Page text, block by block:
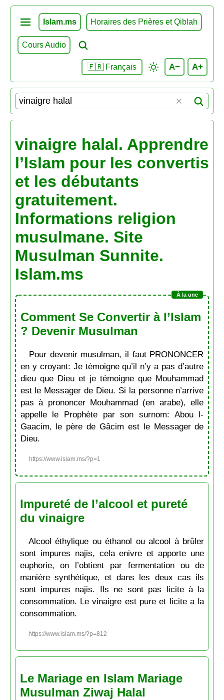
Islam.ms Horaires des Prières et Qiblah
Cours Audio
🇫🇷 Français A− A+
vinaigre halal. Apprendre
l’Islam pour les convertis
et les débutants
gratuitement.
Informations religion
musulmane. Site
Musulman Sunnite.
Islam.ms
Comment Se Convertir à l’Islam
? Devenir Musulman
Pour devenir musulman, il faut PRONONCER
en y croyant: Je témoigne qu’il n’y a pas d’autre
dieu que Dieu et je témoigne que Mouḥammad
est le Messager de Dieu. Si la personne n’arrive
pas à prononcer Mouḥammad (en arabe), elle
appelle le Prophète par son surnom: Abou l-
Gaacim, le père de Gâcim est le Messager de
Dieu.
https://www.islam.ms/?p=1
Impureté de l’alcool et pureté
du vinaigre
Alcool éthylique ou éthanol ou alcool à brûler
sont impures najis, cela enivre et apporte une
euphorie, on l’obtient par fermentation ou de
manière synthétique, et dans les deux cas ils
sont impures najis. Ils ne sont pas licite à la
consommation. Le vinaigre est pure et licite a la
consommation.
https://www.islam.ms/?p=812
Le Mariage en Islam Mariage
Musulman Ziwaj Halal